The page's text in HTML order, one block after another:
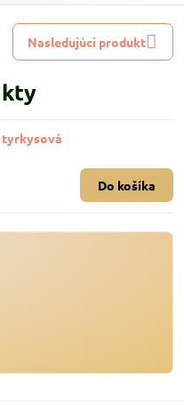
Nasledujúci produkt
tyrkysová
Do košíka